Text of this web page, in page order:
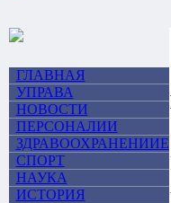
ГЛАВНАЯ
УПРАВА
НОВОСТИ
ПЕРСОНАЛИИ
ЗДРАВООХРАНЕНИИЕ
СПОРТ
НАУКА
ИСТОРИЯ